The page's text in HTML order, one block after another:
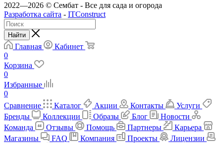
2022—2026 © Сембат - Все для сада и огорода
Разработка сайта - ITConstruct
Найти
Главная
Кабинет
0
Корзина
0
Избранные
0
Сравнение
Каталог Акции Контакты
Услуги
Бренды
Коллекции Образы Блог
Новости
Команда
Отзывы Помощь Партнеры
Карьера
Магазины
FAQ Компания Проекты
Лицензии